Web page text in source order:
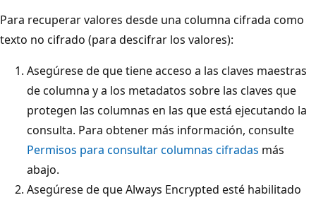
Para recuperar valores desde una columna cifrada como
texto no cifrado (para descifrar los valores):
Asegúrese de que tiene acceso a las claves maestras
de columna y a los metadatos sobre las claves que
protegen las columnas en las que está ejecutando la
consulta. Para obtener más información, consulte
Permisos para consultar columnas cifradas más
abajo.
Asegúrese de que Always Encrypted esté habilitado